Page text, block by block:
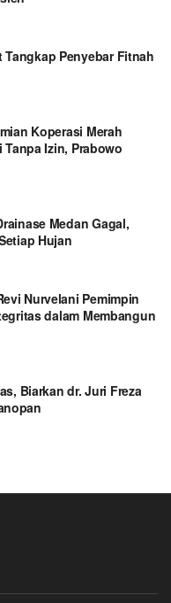
Tangkap Penyebar Fitnah
Koperasi Merah
Izin, Prabowo
Medan Gagal,
Hujan
Nurvelani Pemimpin
dalam Membangun
Biarkan dr. Juri Freza